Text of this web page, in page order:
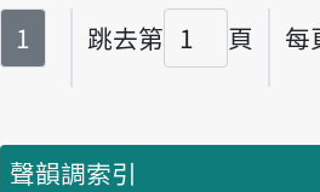
第
1 跳去第
頁碼
頁 每
聲韻調索引